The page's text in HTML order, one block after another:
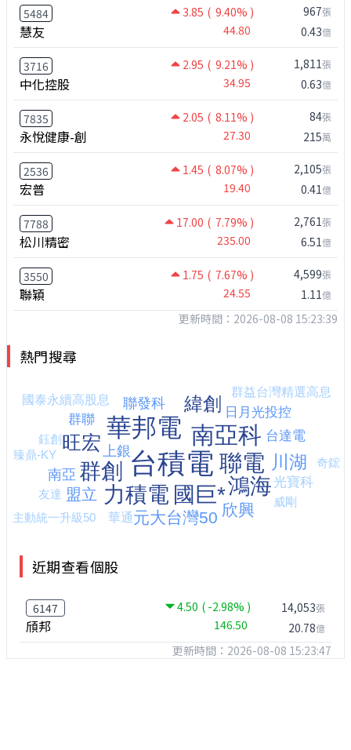
5484 3.85 ( 9.40% )
慧友 44.80
967張
0.43億
3716 2.95 ( 9.21% )
中化控股 34.95
1,811張
0.63億
7835 2.05 ( 8.11% )
永悅健康-創 27.30
84張
215萬
2536 1.45 ( 8.07% )
宏普 19.40
2,105張
0.41億
7788 17.00 ( 7.79% )
松川精密 235.00
2,761張
6.51億
3550 1.75 ( 7.67% )
聯穎 24.55
4,599張
1.11億
更新時間：2026-08-08 15:23:39
熱門搜尋
近期查看個股
6147 4.50 ( -2.98% )
頎邦 146.50
14,053張
20.78億
更新時間：2026-08-08 15:23:47